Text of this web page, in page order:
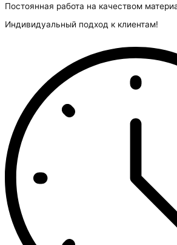
Постоянная работа на качеством
Индивидуальный подход к клиентам!